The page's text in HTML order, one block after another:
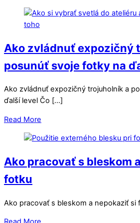
Ako zvládnuť expozičný
posunúť svoje fotky na
Ako zvládnuť expozičný trojuholník a
ďalší level Čo […]
Read More
Ako pracovať s bleskom
fotku
Ako pracovať s bleskom a nepokaziť